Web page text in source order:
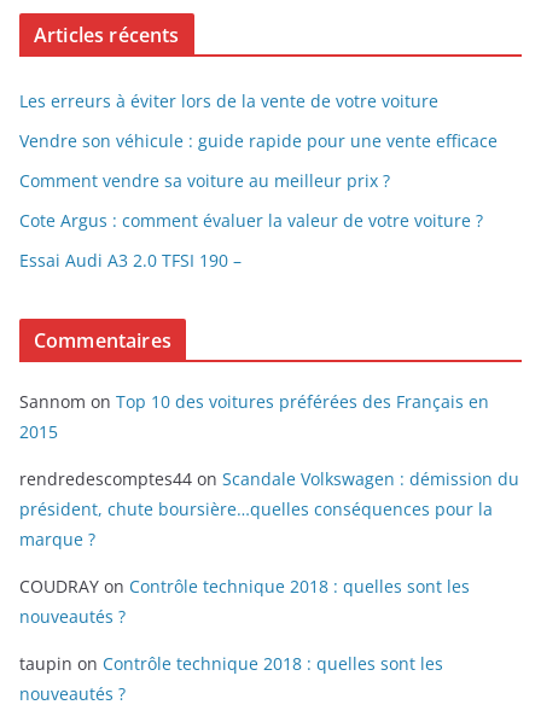
Articles récents
Les erreurs à éviter lors de la vente de votre voiture
Vendre son véhicule : guide rapide pour une vente efficace
Comment vendre sa voiture au meilleur prix ?
Cote Argus : comment évaluer la valeur de votre voiture ?
Essai Audi A3 2.0 TFSI 190 –
Commentaires
Sannom on Top 10 des voitures préférées des Français en
2015
rendredescomptes44 on Scandale Volkswagen : démission du
président, chute boursière…quelles conséquences pour la
marque ?
COUDRAY on Contrôle technique 2018 : quelles sont les
nouveautés ?
taupin on Contrôle technique 2018 : quelles sont les
nouveautés ?